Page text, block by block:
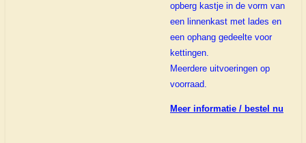
opberg kastje in de vorm van
een linnenkast met lades en
een ophang gedeelte voor
kettingen.
Meerdere uitvoeringen op
voorraad.
Meer informatie / bestel nu